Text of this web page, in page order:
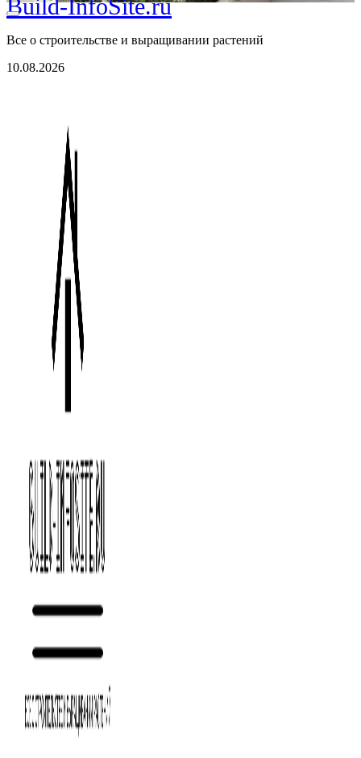
Build-InfoSite.ru
Все о строительстве и выращивании растений
10.08.2026